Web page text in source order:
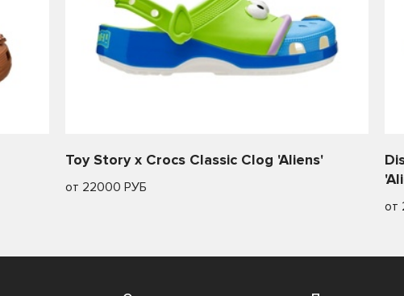
Toy Story x Crocs Classic Clog 'Aliens'
от 22000 РУБ
от